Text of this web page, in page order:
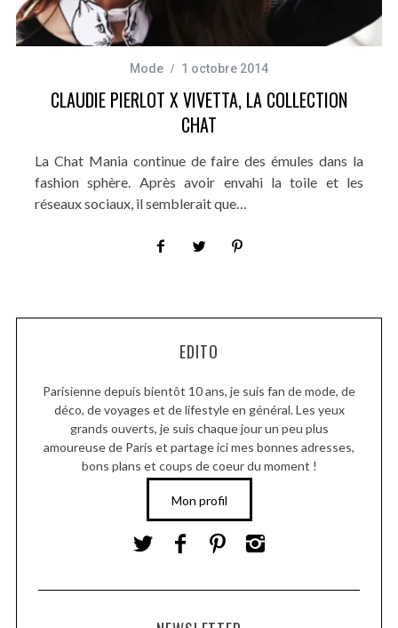
Mode 1 octobre 2014
CLAUDIE PIERLOT X VIVETTA, LA COLLECTION
CHAT
La Chat Mania continue de faire des émules dans la
fashion sphère. Après avoir envahi la toile et les
réseaux sociaux, il semblerait que…
EDITO
Parisienne depuis bientôt 10 ans, je suis fan de mode, de
déco, de voyages et de lifestyle en général. Les yeux
grands ouverts, je suis chaque jour un peu plus
amoureuse de Paris et partage ici mes bonnes adresses,
bons plans et coups de coeur du moment !
Mon profil